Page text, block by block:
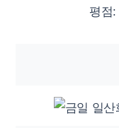
평점: